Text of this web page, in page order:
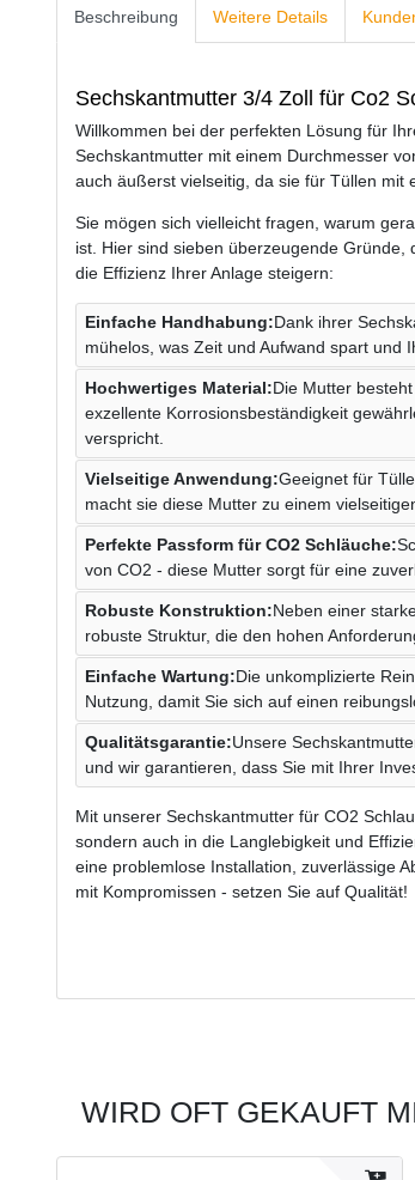
Beschreibung Weitere Details
Sechskantmutter 3/4 Zoll für Co2
Willkommen bei der perfekten Lösung für
Sechskantmutter mit einem Durchmesser
auch äußerst vielseitig, da sie für Tüllen mit
Sie mögen sich vielleicht fragen, warum
ist. Hier sind sieben überzeugende
die Effizienz Ihrer Anlage steigern:
Einfache Handhabung:Dank ihrer
mühelos, was Zeit und Aufwand spart und
Hochwertiges Material:Die Mutter
exzellente Korrosionsbeständigkeit
verspricht.
Vielseitige Anwendung:Geeignet für
macht sie diese Mutter zu einem
Perfekte Passform für CO2 Schläuche:
von CO2 - diese Mutter sorgt für eine
Robuste Konstruktion:Neben einer
robuste Struktur, die den hohen
Einfache Wartung:Die unkomplizierte
Nutzung, damit Sie sich auf einen
Qualitätsgarantie:Unsere
und wir garantieren, dass Sie mit Ihrer
Mit unserer Sechskantmutter für CO2
sondern auch in die Langlebigkeit und
eine problemlose Installation, zuverlässige
mit Kompromissen - setzen Sie auf Qualität!
WIRD OFT GEKAUFT